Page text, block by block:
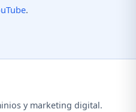
.
y marketing digital.